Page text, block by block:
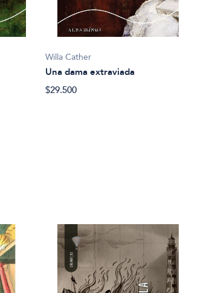
Willa Cather
Una dama extraviada
$29.500